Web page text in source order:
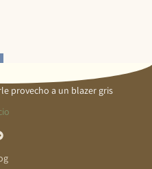
provecho a un blazer gris